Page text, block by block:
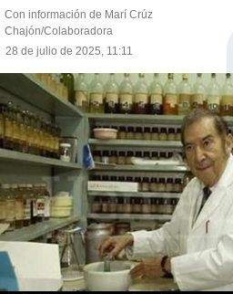
Con información de Marí Crúz
Chajón/Colaboradora
28 de julio de 2025, 11:11